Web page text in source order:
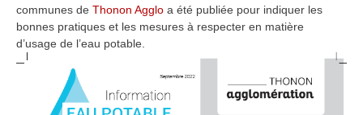
communes de Thonon Agglo a été publiée pour indiquer les
bonnes pratiques et les mesures à respecter en matière
d’usage de l’eau potable.